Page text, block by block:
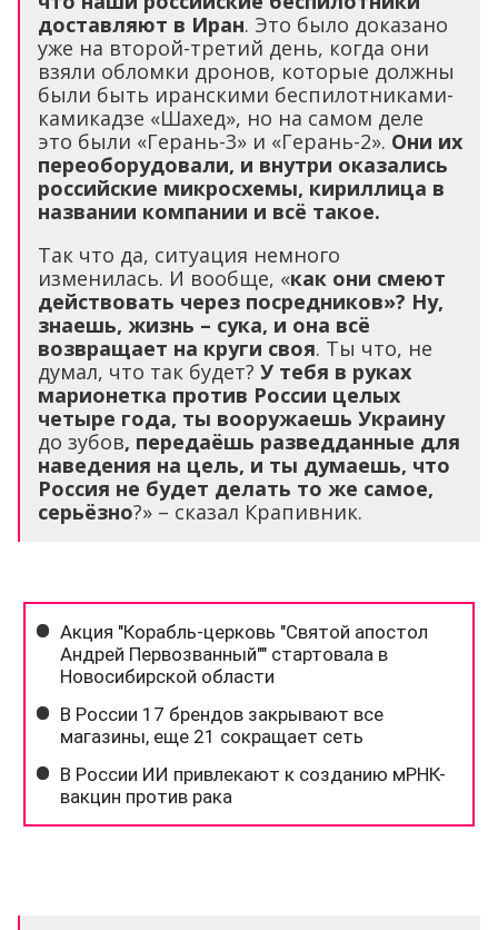
доставляют в Иран. Это было доказано
уже на второй-третий день, когда они
взяли обломки дронов, которые должны
были быть иранскими беспилотниками-
камикадзе «Шахед», но на самом деле
это были «Герань-3» и «Герань-2». Они их
переоборудовали, и внутри оказались
российские микросхемы, кириллица в
названии компании и всё такое.
Так что да, ситуация немного
изменилась. И вообще, «как они смеют
действовать через посредников»? Ну,
знаешь, жизнь – сука, и она всё
возвращает на круги своя. Ты что, не
думал, что так будет? У тебя в руках
марионетка против России целых
четыре года, ты вооружаешь Украину
до зубов, передаёшь разведданные для
наведения на цель, и ты думаешь, что
Россия не будет делать то же самое,
серьёзно?» – сказал Крапивник.